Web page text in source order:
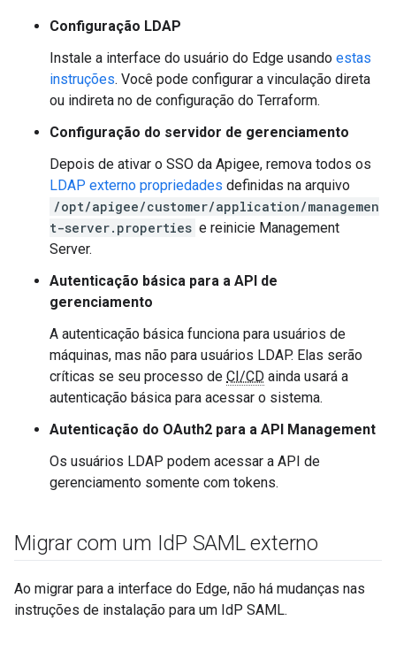
Configuração LDAP
Instale a interface do usuário do Edge usando estas
instruções. Você pode configurar a vinculação direta
ou indireta no de configuração do Terraform.
Configuração do servidor de gerenciamento
Depois de ativar o SSO da Apigee, remova todos os
LDAP externo propriedades definidas na arquivo
/opt/apigee/customer/application/managemen
t-server.properties e reinicie Management
Server.
Autenticação básica para a API de
gerenciamento
A autenticação básica funciona para usuários de
máquinas, mas não para usuários LDAP. Elas serão
críticas se seu processo de CI/CD ainda usará a
autenticação básica para acessar o sistema.
Autenticação do OAuth2 para a API Management
Os usuários LDAP podem acessar a API de
gerenciamento somente com tokens.
Migrar com um IdP SAML externo
Ao migrar para a interface do Edge, não há mudanças nas
instruções de instalação para um IdP SAML.